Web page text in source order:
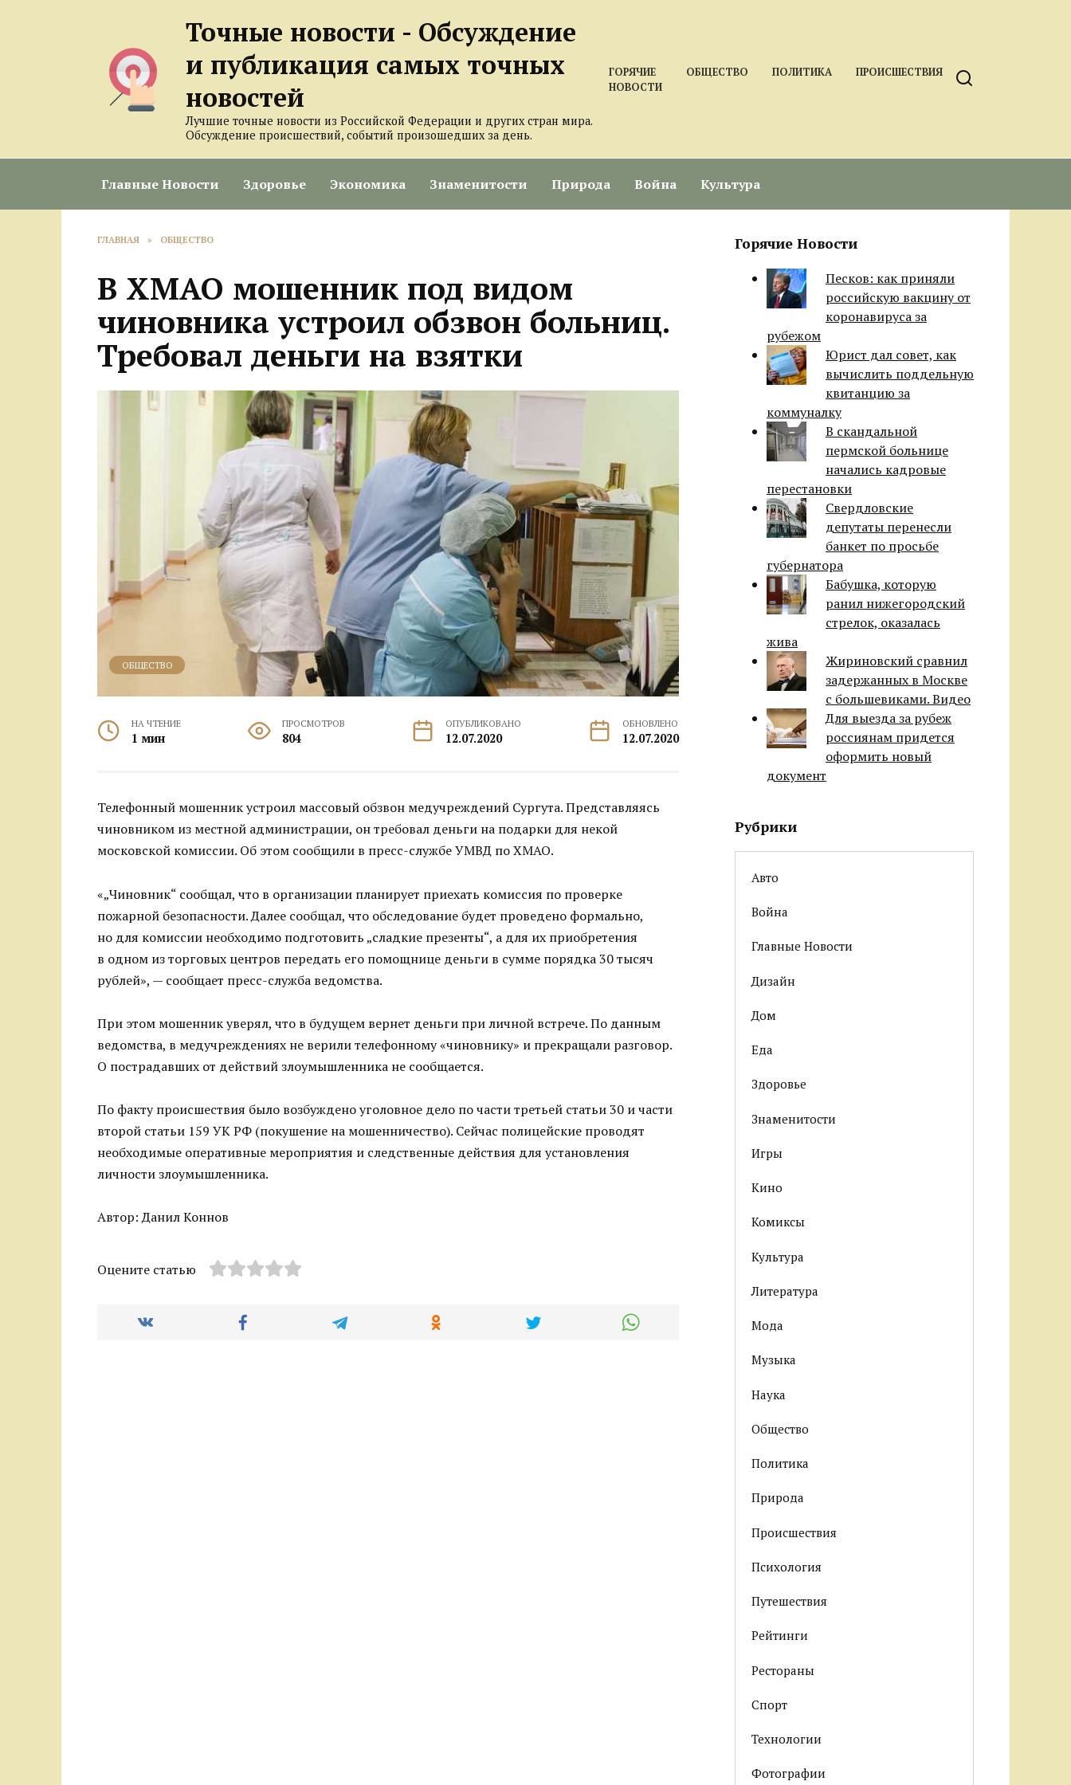
Точные новости - Обсуждение
и публикация самых точных
новостей
Лучшие точные новости из Российской Федерации и других стран мира.
Обсуждение происшествий, событий произошедших за день.
ГОРЯЧИЕ
НОВОСТИ
ОБЩЕСТВО ПОЛИТИКА ПРОИСШЕСТВИЯ
Главные Новости Здоровье Экономика Знаменитости Природа Война Культура
ГЛАВНАЯ » ОБЩЕСТВО
В ХМАО мошенник под видом
чиновника устроил обзвон больниц.
Требовал деньги на взятки
ОБЩЕСТВО
НА ЧТЕНИЕ
1 мин
ПРОСМОТРОВ
804
ОПУБЛИКОВАНО
12.07.2020
ОБНОВЛЕНО
12.07.2020
Телефонный мошенник устроил массовый обзвон медучреждений Сургута. Представляясь
чиновником из местной администрации, он требовал деньги на подарки для некой
московской комиссии. Об этом сообщили в пресс-службе УМВД по ХМАО.
«„Чиновник“ сообщал, что в организации планирует приехать комиссия по проверке
пожарной безопасности. Далее сообщал, что обследование будет проведено формально,
но для комиссии необходимо подготовить „сладкие презенты“, а для их приобретения
в одном из торговых центров передать его помощнице деньги в сумме порядка 30 тысяч
рублей», — сообщает пресс-служба ведомства.
При этом мошенник уверял, что в будущем вернет деньги при личной встрече. По данным
ведомства, в медучреждениях не верили телефонному «чиновнику» и прекращали разговор.
О пострадавших от действий злоумышленника не сообщается.
По факту происшествия было возбуждено уголовное дело по части третьей статьи 30 и части
второй статьи 159 УК РФ (покушение на мошенничество). Сейчас полицейские проводят
необходимые оперативные мероприятия и следственные действия для установления
личности злоумышленника.
Автор: Данил Коннов
Оцените статью
Горячие Новости
Песков: как приняли
российскую вакцину от
коронавируса за
рубежом
Юрист дал совет, как
вычислить поддельную
квитанцию за
коммуналку
В скандальной
пермской больнице
начались кадровые
перестановки
Свердловские
депутаты перенесли
банкет по просьбе
губернатора
Бабушка, которую
ранил нижегородский
стрелок, оказалась
жива
Жириновский сравнил
задержанных в Москве
с большевиками. Видео
Для выезда за рубеж
россиянам придется
оформить новый
документ
Рубрики
Авто
Война
Главные Новости
Дизайн
Дом
Еда
Здоровье
Знаменитости
Игры
Кино
Комиксы
Культура
Литература
Мода
Музыка
Наука
Общество
Политика
Природа
Происшествия
Психология
Путешествия
Рейтинги
Рестораны
Спорт
Технологии
Фотографии